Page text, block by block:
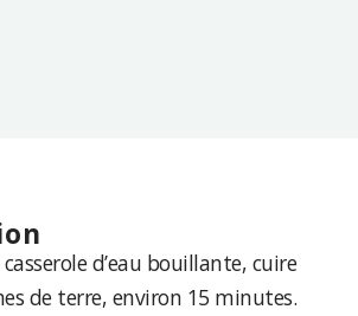
d’eau bouillante, cuire
de terre, environ 15 minutes.